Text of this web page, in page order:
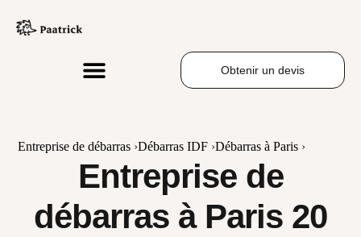
Obtenir un devis
Entreprise de débarras ›Débarras IDF ›Débarras à Paris ›
Entreprise de
débarras à Paris 20